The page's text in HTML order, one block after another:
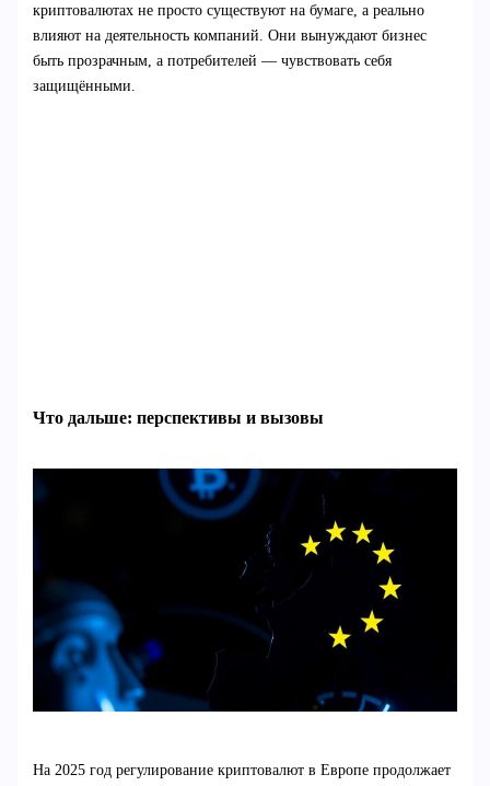
криптовалютах не просто существуют на бумаге, а реально
влияют на деятельность компаний. Они вынуждают бизнес
быть прозрачным, а потребителей — чувствовать себя
защищёнными.
Что дальше: перспективы и вызовы
На 2025 год регулирование криптовалют в Европе продолжает